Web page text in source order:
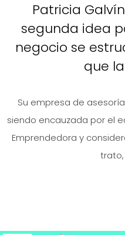
Patricia
segunda idea
negocio se
que
Su empresa de
siendo encauzada por el
Emprendedora y
trato,